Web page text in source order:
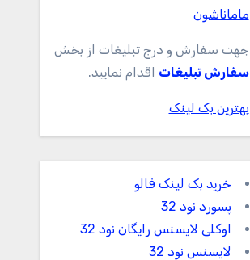
ماماناشون
جهت سفارش و درج تبلیغات از بخش
سفارش تبلیغات اقدام نمایید.
بهترین بک لینک
خرید بک لینک فالو
پسورد نود 32
اوکلی لایسنس رایگان نود 32
لایسنس نود 32